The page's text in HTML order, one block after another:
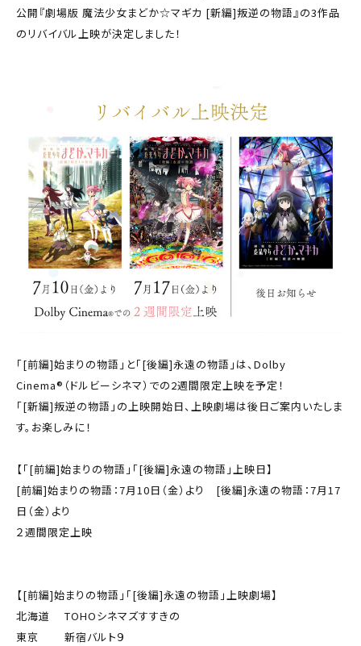
公開『劇場版 魔法少女まどか☆マギカ [新編]叛逆の物語』の3作品
のリバイバル上映が決定しました！
「[前編]始まりの物語」と「[後編]永遠の物語」は、Dolby
Cinema®（ドルビーシネマ）での2週間限定上映を予定！
「[新編]叛逆の物語」の上映開始日、上映劇場は後日ご案内いたしま
す。お楽しみに！
【「[前編]始まりの物語」「[後編]永遠の物語」上映日】
[前編]始まりの物語：7月10日（金）より [後編]永遠の物語：7月17
日（金）より
２週間限定上映
【[前編]始まりの物語」「[後編]永遠の物語」上映劇場】
北海道 TOHOシネマズすすきの
東京 新宿バルト９